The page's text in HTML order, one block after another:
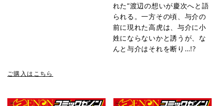
れた”渡辺の想いが慶次へと語
られる。一方その頃、与介の
前に現れた高虎は、与介に小
姓にならないかと誘うが、な
んと与介はそれを断り…!?
ご購入はこちら